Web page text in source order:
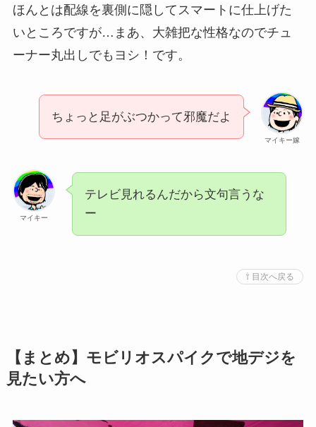
ほんとは配線を裏側に隠してスマートに仕上げた
いところですが…まあ、大雑把な性格なのでチュ
ーナー丸出しでもヨシ！です。
マイキー嫁
ちょっと足がぶつかって邪魔だよ
マイキー
テレビ見れるんだから文句言うな
ー
⇧ 目次へ戻る
【まとめ】モビリオスパイクで地デジを
見たい方へ